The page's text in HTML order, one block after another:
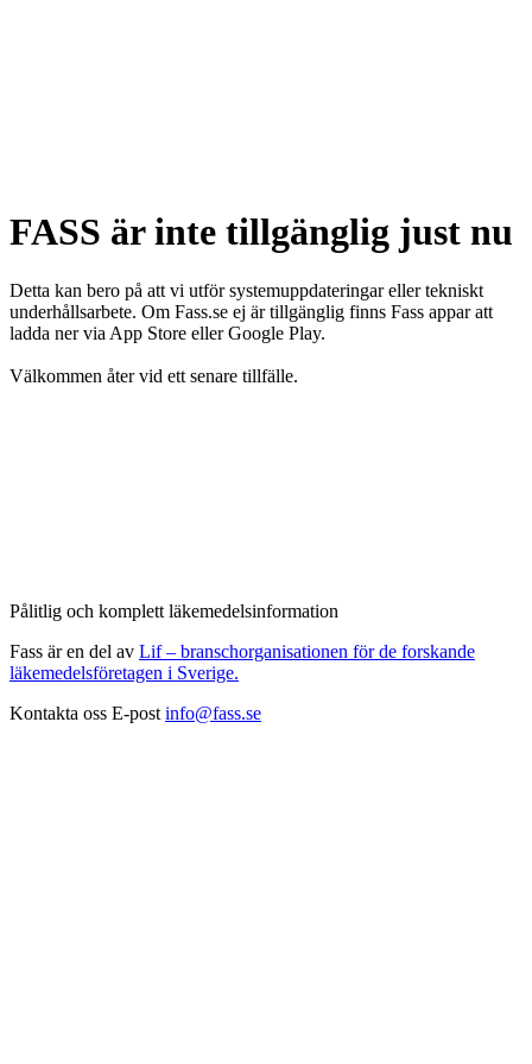
FASS är inte tillgänglig just nu
Detta kan bero på att vi utför systemuppdateringar eller tekniskt
underhållsarbete. Om Fass.se ej är tillgänglig finns Fass appar att
ladda ner via App Store eller Google Play.
Välkommen åter vid ett senare tillfälle.
Pålitlig och komplett läkemedelsinformation
Fass är en del av Lif – branschorganisationen för de forskande
läkemedelsföretagen i Sverige.
Kontakta oss E-post info@fass.se